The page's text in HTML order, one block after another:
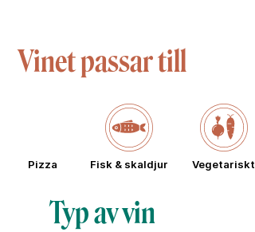
Vinet passar till
Pizza Fisk & skaldjur Vegetariskt
Typ av vin